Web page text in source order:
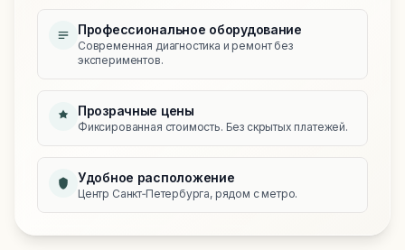
Профессиональное оборудование
Современная диагностика и ремонт без
экспериментов.
Прозрачные цены
Фиксированная стоимость. Без скрытых платежей.
Удобное расположение
Центр Санкт‑Петербурга, рядом с метро.